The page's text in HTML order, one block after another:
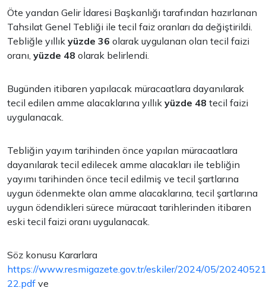
Öte yandan Gelir İdaresi Başkanlığı tarafından hazırlanan
Tahsilat Genel Tebliği ile tecil faiz oranları da değiştirildi.
Tebliğle yıllık yüzde 36 olarak uygulanan olan tecil faizi
oranı, yüzde 48 olarak belirlendi.
Bugünden itibaren yapılacak müracaatlara dayanılarak
tecil edilen amme alacaklarına yıllık yüzde 48 tecil faizi
uygulanacak.
Tebliğin yayım tarihinden önce yapılan müracaatlara
dayanılarak tecil edilecek amme alacakları ile tebliğin
yayımı tarihinden önce tecil edilmiş ve tecil şartlarına
uygun ödenmekte olan amme alacaklarına, tecil şartlarına
uygun ödendikleri sürece müracaat tarihlerinden itibaren
eski tecil faizi oranı uygulanacak.
Söz konusu Kararlara
https://www.resmigazete.gov.tr/eskiler/2024/05/
22.pdf ve